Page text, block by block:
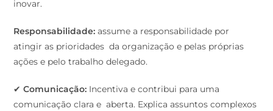
inovar.
Responsabilidade:assume a responsabilidade por
atingir as prioridades da organização e pelas próprias
ações e pelo trabalho delegado.
✔Comunicação: Incentiva e contribui para uma
comunicação clara e aberta. Explica assuntos complexos